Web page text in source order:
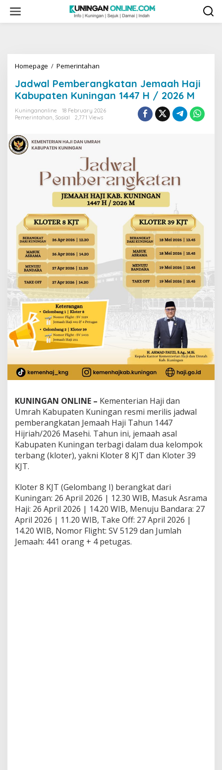
content
Homepage / Pemerintahan
Jemaah
Haji
Kabupaten
Kuningan
1447
2026
Jadwal Pemberangkatan Jemaah Haji
Kabupaten Kuningan 1447 H / 2026 M
Kuninganonline
18 February 2026
Pemerintahan, Sosial 2,771 Views
KUNINGAN ONLINE – Kementerian Haji dan
Umrah Kabupaten Kuningan resmi merilis jadwal
pemberangkatan Jemaah Haji Tahun 1447
Hijriah/2026 Masehi. Tahun ini, jemaah asal
Kabupaten Kuningan terbagi dalam dua kelompok
terbang (kloter), yakni Kloter 8 KJT dan Kloter 39
KJT.
Kloter 8 KJT (Gelombang I) berangkat dari
Kuningan: 26 April 2026 | 12.30 WIB, Masuk Asrama
Haji: 26 April 2026 | 14.20 WIB, Menuju Bandara: 27
April 2026 | 11.20 WIB, Take Off: 27 April 2026 |
14.20 WIB, Nomor Flight: SV 5129 dan Jumlah
Jemaah: 441 orang + 4 petugas.